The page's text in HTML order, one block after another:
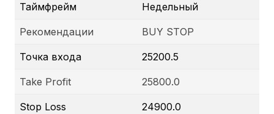
Таймфрейм Недельный
Рекомендации BUY STOP
Точка входа 25200.5
Take Profit 25800.0
Stop Loss 24900.0